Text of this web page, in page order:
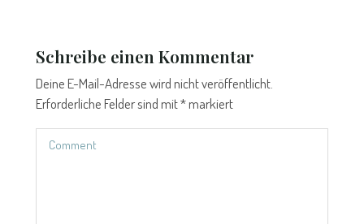
Schreibe einen Kommentar
Deine E-Mail-Adresse wird nicht veröffentlicht.
Erforderliche Felder sind mit*markiert